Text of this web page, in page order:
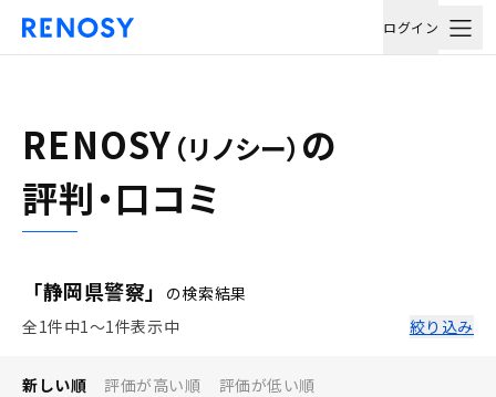
ログイン
RENOSY （リノシー） の
評判・口コミ
「静岡県警察」
の検索結果
全1件中1〜1件表示中
絞り込み
新しい順 評価が高い順 評価が低い順